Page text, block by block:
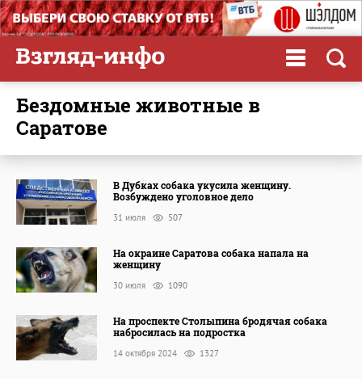
бездомные животные в
Саратове
В Дубках собака укусила женщину.
Возбуждено уголовное дело
31 июля 507
На окраине Саратова собака напала на
женщину
30 июля 1090
На проспекте Столыпина бродячая собака
набросилась на подростка
14 октября 2024 1327